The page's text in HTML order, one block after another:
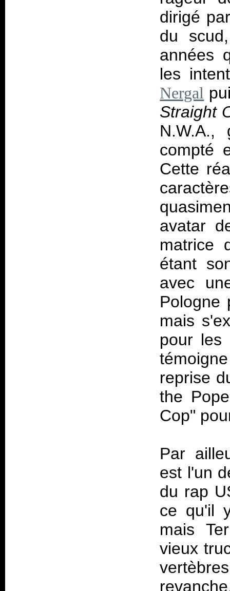
dirigé
du
années
les
Nergal
Straight
N.W.A.,
compté
Cette
avatar
matrice
étant
avec
Pologne
mais
pour les
reprise
the
Cop"
Par
est l'un
du rap
ce qu'il
mais
vieux